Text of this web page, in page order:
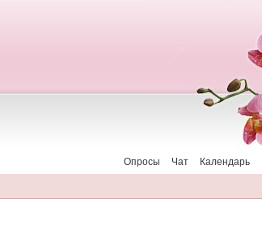
Календарь
Чат
Опросы